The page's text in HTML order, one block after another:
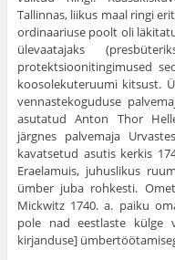
Tallinnas, liikus maal ringi
ordinaariuse poolt oli
ülevaatajaks
protektsioonitingimused
koosolekuteruumi kitsust.
vennastekoguduse
asutatud Anton Thor
järgnes palvemaja
kavatsetud asutis kerkis
Eraelamuis, juhuslikus
ümber juba rohkesti.
Mickwitz 1740. a. paiku
pole nad eest­laste külge
kirjanduse]